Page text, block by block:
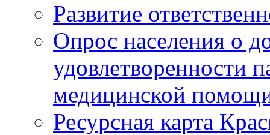
Развитие
Опрос населения о
удовлетворенности
медицинской
Ресурсная карта